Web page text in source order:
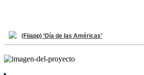
(Fiiapp) ‘Día de las Américas’